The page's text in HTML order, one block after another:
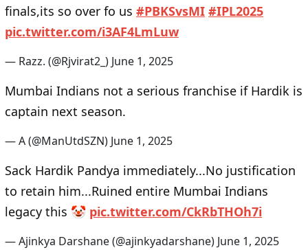
finals,its so over fo us #PBKSvsMI #IPL2025
pic.twitter.com/i3AF4LmLuw
— Razz. (@Rjvirat2_) June 1, 2025
Mumbai Indians not a serious franchise if Hardik is
captain next season.
— A (@ManUtdSZN) June 1, 2025
Sack Hardik Pandya immediately...No justification
to retain him...Ruined entire Mumbai Indians
legacy this 🤡 pic.twitter.com/CkRbTHOh7i
— Ajinkya Darshane (@ajinkyadarshane) June 1, 2025